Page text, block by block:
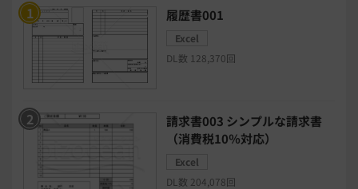
チャットボットツール
セキュリティシステム
安否確認(総務)システム 経費精算システム
日程調整システム
履歴書001
Excel
DL数 128,370回
請求書003 シンプルな請求書
（消費税10％対応）
Excel
DL数 204,078回